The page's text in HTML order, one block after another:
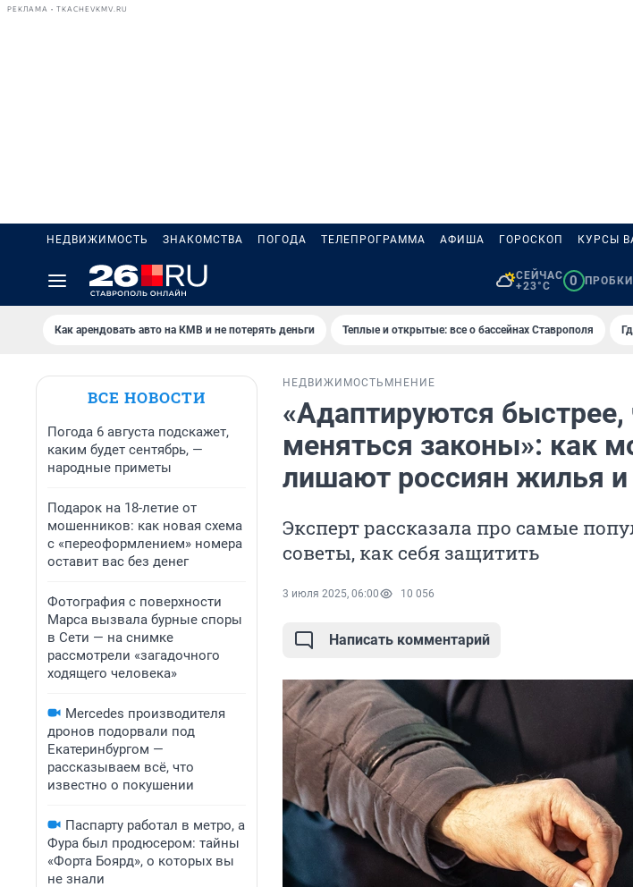
РЕКЛАМА • TKACHEVKMV.RU
НЕДВИЖИМОСТЬ ЗНАКОМСТВА ПОГОДА ТЕЛЕПРОГРАММА АФИША ГОРОСКОП КУРСЫ
СЕЙЧАС
+23°C
0 ПРОБКИ
Как арендовать авто на КМВ и не потерять деньги Теплые и открытые: все о бассейнах Ставрополя
ВСЕ НОВОСТИ
Погода 6 августа подскажет,
каким будет сентябрь, —
народные приметы
Подарок на 18-летие от
мошенников: как новая схема
с «переоформлением» номера
оставит вас без денег
Фотография с поверхности
Марса вызвала бурные споры
в Сети — на снимке
рассмотрели «загадочного
ходящего человека»
Mercedes производителя
дронов подорвали под
Екатеринбургом —
рассказываем всё, что
известно о покушении
Паспарту работал в метро, а
Фура был продюсером: тайны
«Форта Боярд», о которых вы
не знали
НЕДВИЖИМОСТЬ МНЕНИЕ
«Адаптируются
меняться законы»: как
лишают россиян жилья и
Эксперт рассказала про самые
советы, как себя защитить
3 июля 2025, 06:00 10 056
Написать комментарий